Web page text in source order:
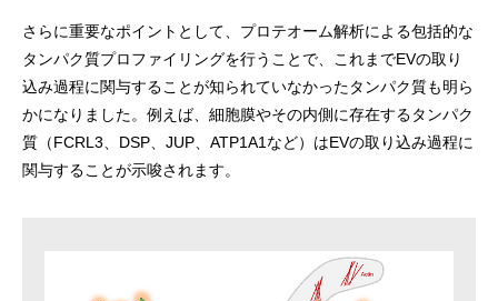
さらに重要なポイントとして、プロテオーム解析による包括的な
タンパク質プロファイリングを行うことで、これまでEVの取り
込み過程に関与することが知られていなかったタンパク質も明ら
かになりました。例えば、細胞膜やその内側に存在するタンパク
質（FCRL3、DSP、JUP、ATP1A1など）はEVの取り込み過程に
関与することが示唆されます。